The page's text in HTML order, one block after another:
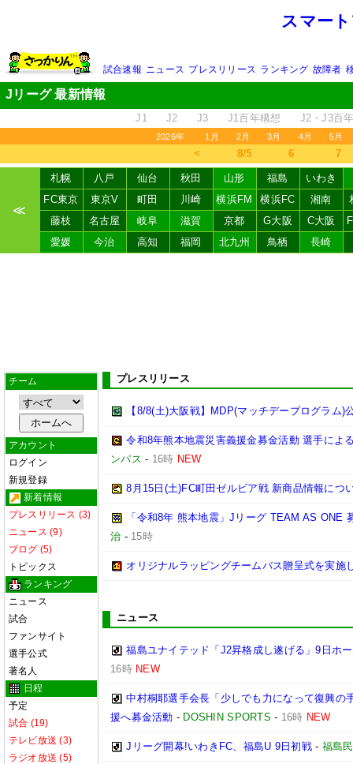
スマー
試合速報 ニュース プレスリリース ランキング 故障者
Jリーグ 最新情報
J1 J2 J3 J1百年構想 J2・J3百
2026年 1月 2月 3月 4月 5月
＜ 8/5 6 7
≪
札幌 八戸 仙台 秋田 山形 福島
いわき
FC東京
東京V 町田 川崎 横浜FM 横浜FC 湘南
藤枝
名古屋 岐阜 滋賀 京都 G大阪 C大阪
愛媛
今治 高知 福岡 北九州 鳥栖 長崎
チーム
アカウント
ログイン
新規登録
新着情報
プレスリリース (3)
ニュース (9)
ブログ (5)
トピックス
ランキング
ニュース
試合
ファンサイト
選手公式
著名人
日程
予定
試合 (19)
テレビ放送 (3)
ラジオ放送 (5)
プレスリリース
【8/8(土)大阪戦】MDP(マッチデープログラム)
令和8年熊本地震災害義援金募金活動 選手によ
ンパス - 16時 NEW
8月15日(土)FC町田ゼルビア戦 新商品情報につ
「令和8年 熊本地震」Jリーグ TEAM AS ONE
治 - 15時
オリジナルラッピングチームバス贈呈式を実施
ニュース
福島ユナイテッド「J2昇格成し遂げる」9日ホ
16時 NEW
中村桐耶選手会長「少しでも力になって復興の
援へ募金活動 - DOSHIN SPORTS - 16時 NEW
Jリーグ開幕!いわきFC、福島U 9日初戦- 福島